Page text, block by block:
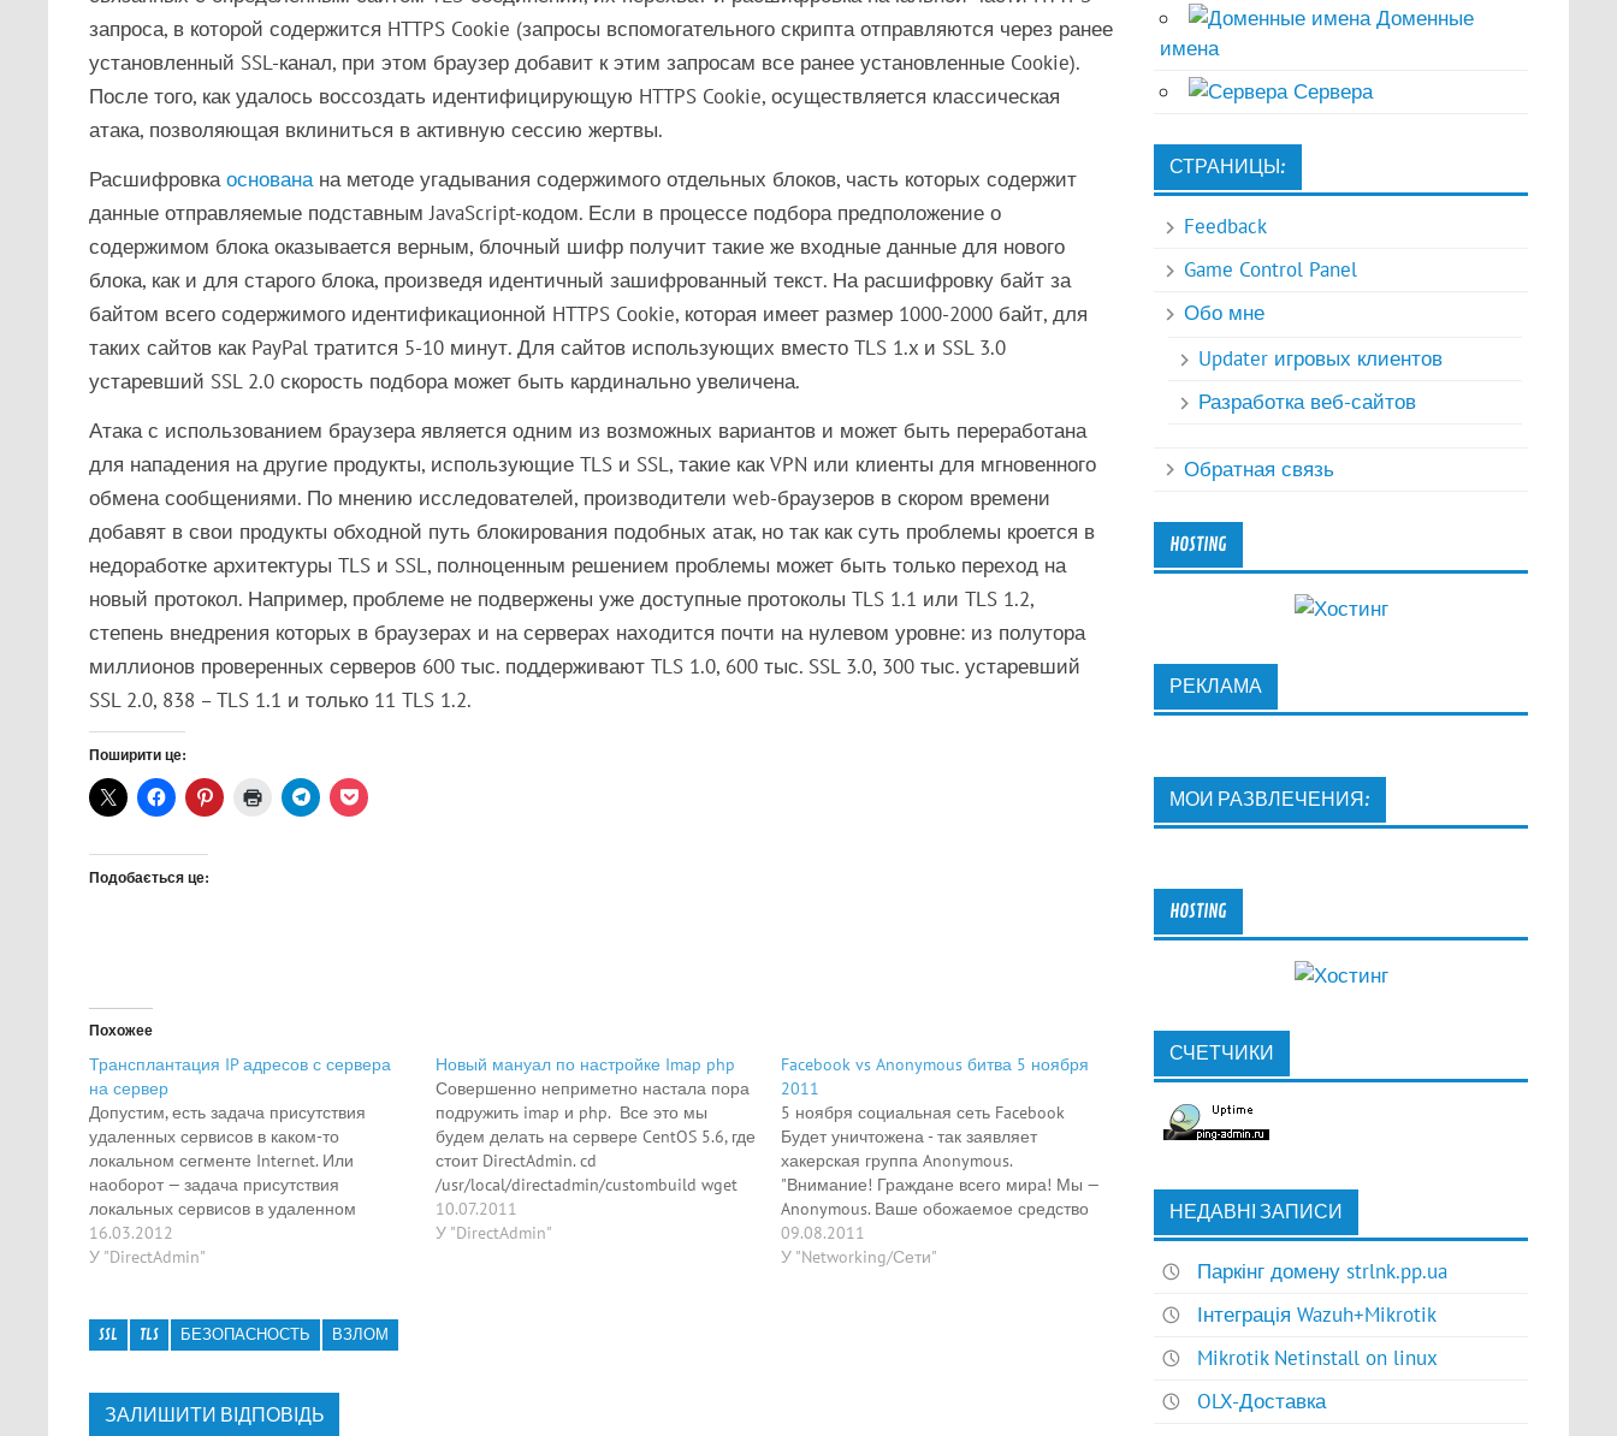
запроса, в которой содержится HTTPS Cookie (запросы вспомогательного скрипта отправляются через ранее
установленный SSL-канал, при этом браузер добавит к этим запросам все ранее установленные Cookie).
После того, как удалось воссоздать идентифицирующую HTTPS Cookie, осуществляется классическая
атака, позволяющая вклиниться в активную сессию жертвы.
Расшифровкаоснованана методе угадывания содержимого отдельных блоков, часть которых содержит
данные отправляемые подставным JavaScript-кодом. Если в процессе подбора предположение о
содержимом блока оказывается верным, блочный шифр получит такие же входные данные для нового
блока, как и для старого блока, произведя идентичный зашифрованный текст. На расшифровку байт за
байтом всего содержимого идентификационной HTTPS Cookie, которая имеет размер 1000-2000 байт, для
таких сайтов как PayPal тратится 5-10 минут. Для сайтов использующих вместо TLS 1.x и SSL 3.0
устаревший SSL 2.0 скорость подбора может быть кардинально увеличена.
Атака с использованием браузера является одним из возможных вариантов и может быть переработана
для нападения на другие продукты, использующие TLS и SSL, такие как VPN или клиенты для мгновенного
обмена сообщениями. По мнению исследователей, производители web-браузеров в скором времени
добавят в свои продукты обходной путь блокирования подобных атак, но так как суть проблемы кроется в
недоработке архитектуры TLS и SSL, полноценным решением проблемы может быть только переход на
новый протокол. Например, проблеме не подвержены уже доступные протоколы TLS 1.1 или TLS 1.2,
степень внедрения которых в браузерах и на серверах находится почти на нулевом уровне: из полутора
миллионов проверенных серверов 600 тыс. поддерживают TLS 1.0, 600 тыс. SSL 3.0, 300 тыс. устаревший
SSL 2.0, 838 – TLS 1.1 и только 11 TLS 1.2.
Поширити це:
Подобається це:
Похожее
Трансплантация IP адресов с сервера
на сервер
Допустим, есть задача присутствия
удаленных сервисов в каком-то
локальном сегменте Internet. Или
наоборот — задача присутствия
локальных сервисов в удаленном
сегменте Internet — как кому
нравится.Блоками IP мы не рулим, с BGP
сервера SERVER1 как один из
действующих IP…
16.03.2012
У "DirectAdmin"
Новый мануал по настройке Imap php
Совершенно неприметно настала пора
подружить imap и php. Все это мы
будем делать на сервере CentOS 5.6, где
стоит DirectAdmin. cd
/usr/local/directadmin/custombuild wget
ftp://ftp.cac.washington.edu/imap/c-
client.tar.Z tar -zxvf c-client.tar.Z
10.07.2011
У "DirectAdmin"
Facebook vs Anonymous битва 5 ноября
2011
5 ноября социальная сеть Facebook
Будет уничтожена - так заявляет
хакерская группа Anonymous.
"Внимание! Граждане всего мира! Мы —
Anonymous. Ваше обожаемое средство
общения будет уничтожено. Если вы
хотите защитить свободу информации,
09.08.2011
У "Networking/Сети"
SSL TLS БЕЗОПАСНОСТЬ ВЗЛОМ
ЗАЛИШИТИ ВІДПОВІДЬ
Доменные
имена
Сервера
СТРАНИЦЫ:
Feedback
Game Control Panel
Обо мне
Updater игровых клиентов
Разработка веб-сайтов
Обратная связь
HOSTING
РЕКЛАМА
МОИ РАЗВЛЕЧЕНИЯ:
HOSTING
СЧЕТЧИКИ
НЕДАВНІ ЗАПИСИ
Паркінг домену strlnk.pp.ua
Інтеграція Wazuh+Mikrotik
Mikrotik Netinstall on linux
OLX-Доставка